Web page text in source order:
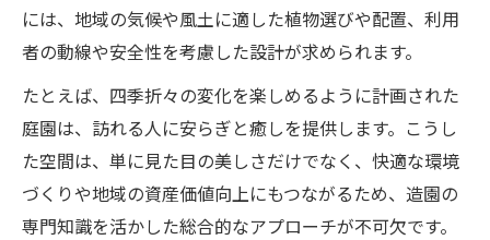
には、地域の気候や風土に適した植物選びや配置、利用
者の動線や安全性を考慮した設計が求められます。
たとえば、四季折々の変化を楽しめるように計画された
庭園は、訪れる人に安らぎと癒しを提供します。こうし
た空間は、単に見た目の美しさだけでなく、快適な環境
づくりや地域の資産価値向上にもつながるため、造園の
専門知識を活かした総合的なアプローチが不可欠です。